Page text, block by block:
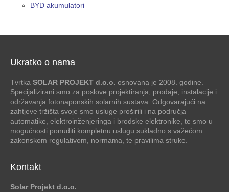
BYD akumulatori
Ukratko o nama
Tvrtka SOLAR PROJEKT d.o.o. osnovana je 2008. godine.
Specijalizirani smo za poslove projektiranja, prodaje, instalacije i
održavanja fotonaponskih solarnih sustava. Odgovarajući na
zahtjeve tržišta svoje smo usluge proširili i na područja
automatike, elektroinženjeringa i brodske elektronike, te smo u
mogućnosti ponuditi kompletnu uslugu sukladno s važećom
zakonskom regulativom, normama, te pravilima struke.
Kontakt
Solar Projekt d.o.o.